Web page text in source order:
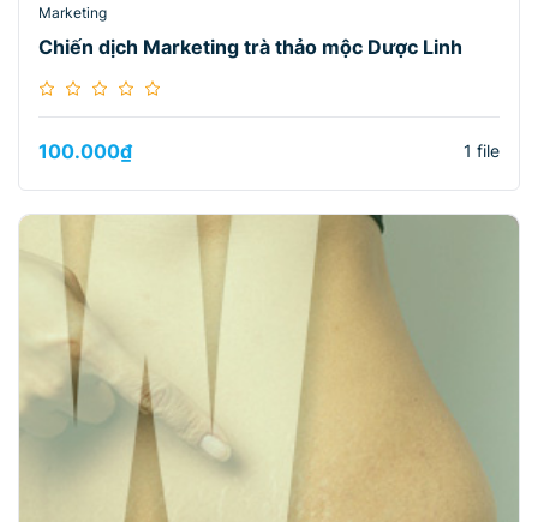
Marketing
Chiến dịch Marketing trà thảo mộc Dược Linh
100.000₫ 1 file